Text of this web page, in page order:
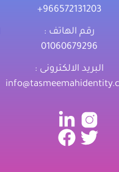
‎+966572131203
رقم الهاتف :
01060679296
البريد الالكترونى :